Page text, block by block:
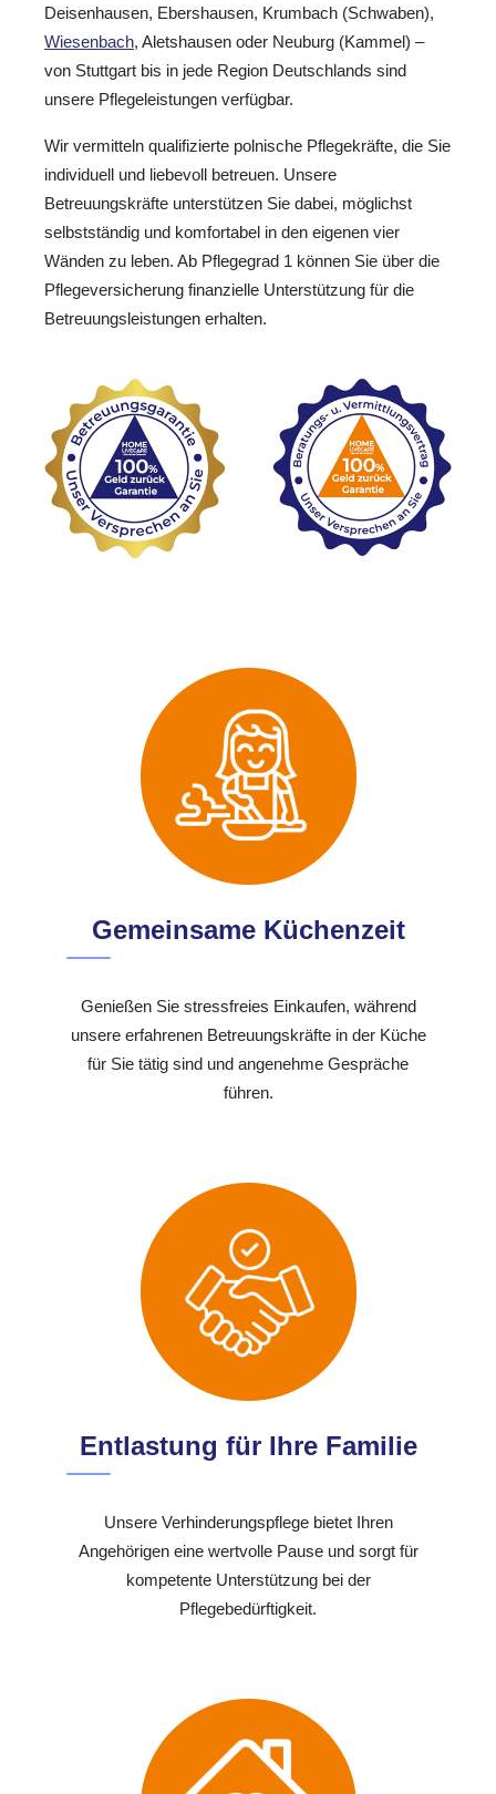
Deisenhausen, Ebershausen, Krumbach (Schwaben),
Wiesenbach, Aletshausen oder Neuburg (Kammel) –
von Stuttgart bis in jede Region Deutschlands sind
unsere Pflegeleistungen verfügbar.
Wir vermitteln qualifizierte polnische Pflegekräfte, die Sie
individuell und liebevoll betreuen. Unsere
Betreuungskräfte unterstützen Sie dabei, möglichst
selbstständig und komfortabel in den eigenen vier
Wänden zu leben. Ab Pflegegrad 1 können Sie über die
Pflegeversicherung finanzielle Unterstützung für die
Betreuungsleistungen erhalten.
Gemeinsame Küchenzeit
Genießen Sie stressfreies Einkaufen, während
unsere erfahrenen Betreuungskräfte in der Küche
für Sie tätig sind und angenehme Gespräche
führen.
Entlastung für Ihre Familie
Unsere Verhinderungspflege bietet Ihren
Angehörigen eine wertvolle Pause und sorgt für
kompetente Unterstützung bei der
Pflegebedürftigkeit.